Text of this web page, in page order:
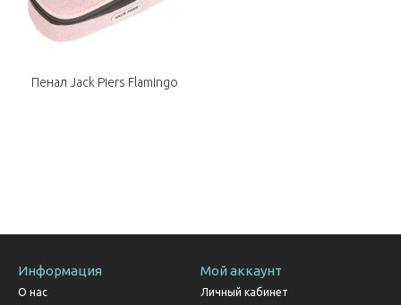
Пенал Jack Piers Flamingo
Информация
О нас
Мой аккаунт
Личный кабинет